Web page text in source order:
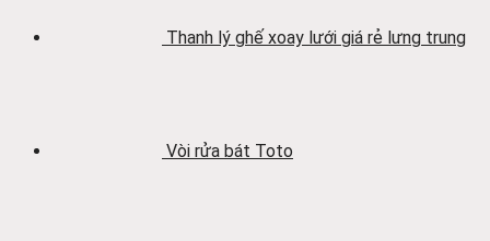
Thanh lý ghế xoay lưới giá rẻ lưng trung
Vòi rửa bát Toto